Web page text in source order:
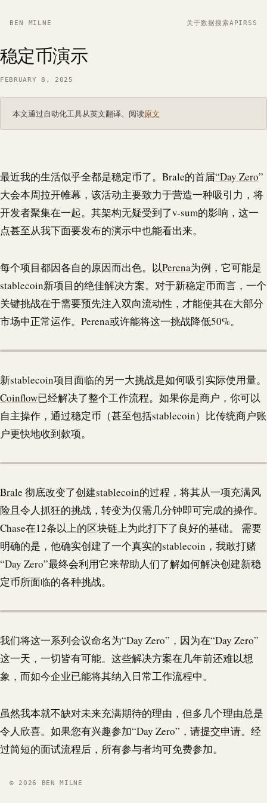
BEN MILNE 关于数据搜索APIRSS
稳定币演示
FEBRUARY 8, 2025
本文通过自动化工具从英文翻译。阅读原文
最近我的生活似乎全都是稳定币了。 Brale的首届“Day Zero”
大会本周拉开帷幕，该活动主要致力于营造一种吸引力，将
开发者聚集在一起。其架构无疑受到了v-sum的影响，这一
点甚至从我下面要发布的演示中也能看出来。
每个项目都因各自的原因而出色。 以Perena为例，它可能是
stablecoin新项目的绝佳解决方案。对于新稳定币而言，一个
关键挑战在于需要预先注入双向流动性，才能使其在大部分
市场中正常运作。Perena或许能将这一挑战降低50%。
新stablecoin项目面临的另一大挑战是如何吸引实际使用量。
Coinflow已经解决了整个工作流程。如果你是商户，你可以
自主操作，通过稳定币（甚至包括stablecoin）比传统商户账
户更快地收到款项。
Brale 彻底改变了创建stablecoin的过程，将其从一项充满风
险且令人抓狂的挑战，转变为仅需几分钟即可完成的操作。
Chase在12条以上的区块链上为此打下了良好的基础。 需要
明确的是，他确实创建了一个真实的stablecoin ，我敢打赌
“Day Zero”最终会利用它来帮助人们了解如何解决创建新稳
定币所面临的各种挑战。
我们将这一系列会议命名为“Day Zero”，因为在“Day Zero”
这一天，一切皆有可能。这些解决方案在几年前还难以想
象，而如今企业已能将其纳入日常工作流程中。
虽然我本就不缺对未来充满期待的理由，但多几个理由总是
令人欣喜。如果您有兴趣参加“Day Zero”， 请提交申请。经
过简短的面试流程后，所有参与者均可免费参加。
© 2026 BEN MILNE